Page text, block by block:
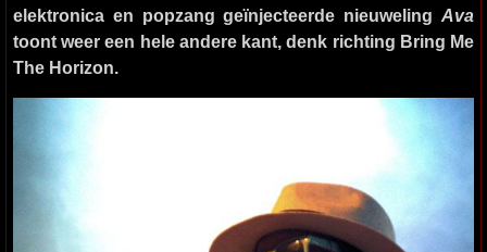
elektronica en popzang geïnjecteerde nieuweling Ava
toont weer een hele andere kant, denk richting Bring Me
The Horizon.